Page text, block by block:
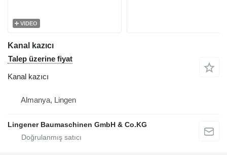
VIDEO
Kanal kazıcı
Talep üzerine fiyat
Kanal kazıcı
Almanya, Lingen
Lingener Baumaschinen GmbH & Co.KG